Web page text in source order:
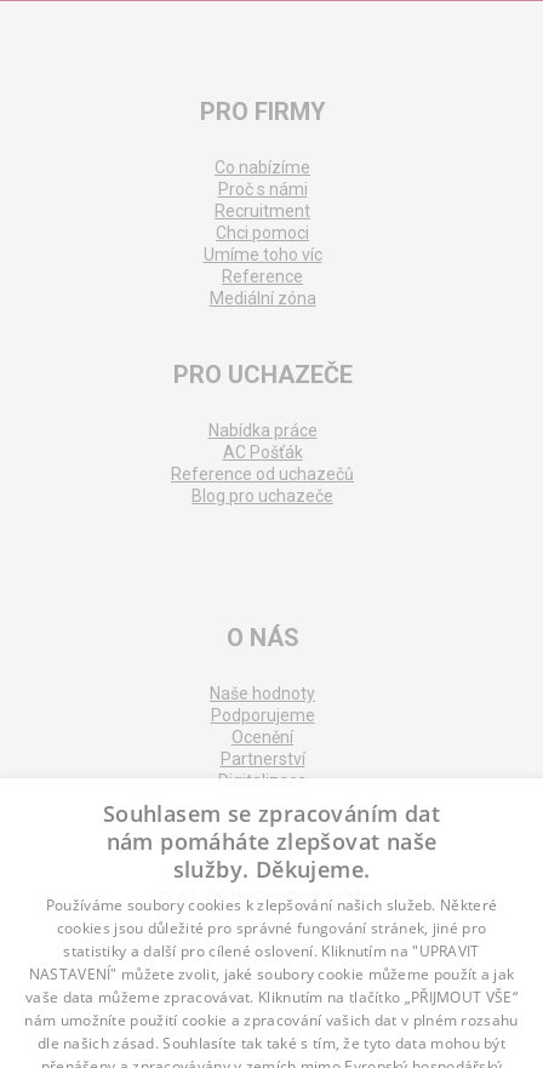
PRO FIRMY
Co nabízíme
Proč s námi
Recruitment
Chci pomoci
Umíme toho víc
Reference
Mediální zóna
PRO UCHAZEČE
Nabídka práce
AC Pošťák
Reference od uchazečů
Blog pro uchazeče
O NÁS
Naše hodnoty
Podporujeme
Ocenění
Partnerství
Digitalizace
DALŠÍ INFORMACE
Kontakt
Naše odborné divize
Naše pobočky
Zásady zpracování osobních údajů
Všeobecné podmínky
Souhlasem se zpracováním dat
nám pomáháte zlepšovat naše
služby. Děkujeme.
Používáme soubory cookies k zlepšování našich služeb. Některé
cookies jsou důležité pro správné fungování stránek, jiné pro
statistiky a další pro cílené oslovení. Kliknutím na "UPRAVIT
NASTAVENÍ" můžete zvolit, jaké soubory cookie můžeme použít a jak
vaše data můžeme zpracovávat. Kliknutím na tlačítko „PŘIJMOUT VŠE“
nám umožníte použití cookie a zpracování vašich dat v plném rozsahu
dle našich zásad. Souhlasíte tak také s tím, že tyto data mohou být